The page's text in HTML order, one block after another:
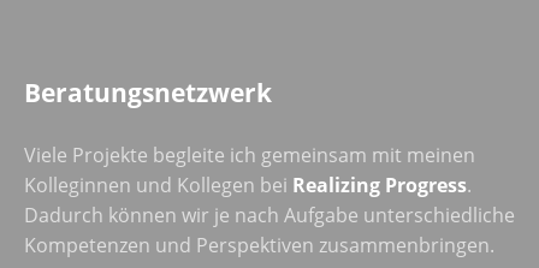
Beratungsnetzwerk
Viele Projekte begleite ich gemeinsam mit meinen
Kolleginnen und Kollegen bei Realizing Progress.
Dadurch können wir je nach Aufgabe unterschiedliche
Kompetenzen und Perspektiven zusammenbringen.